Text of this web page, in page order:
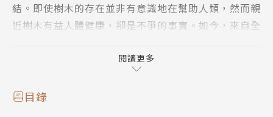
結。即使樹木的存在並非有意識地在幫助人類，然而親
近樹木有益人體健康，卻是不爭的事實。如今，來自全
抗憂鬱的效益，能幫助人們得以放慢腳步，重新連結我
透過本書，可以了解首位以科學方法研究森林醫學的環
閱讀更多
目錄